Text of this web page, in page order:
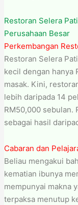
Restoran Selera
Perusahaan Besar
Perkembangan
Restoran Selera
kecil dengan hanya
masak. Kini,
lebih daripada 14
RM50,000 sebulan.
sebagai hasil
Cabaran dan
Beliau mengakui
kematian ibunya
mempunyai makna
terpaksa menutup